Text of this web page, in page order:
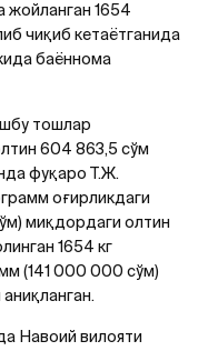
жойланган 1654
чиқиб кетаётганида
баённома
тошлар
604 863,5 сўм
фуқаро Т.Ж.
оғирликдаги
миқдордаги олтин
1654 кг
(141 000 000 сўм)
Навоий вилояти